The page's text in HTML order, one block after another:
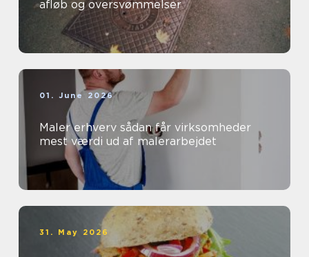
afløb og oversvømmelser
01. June 2026
Maler erhverv sådan får virksomheder
mest værdi ud af malerarbejdet
31. May 2026